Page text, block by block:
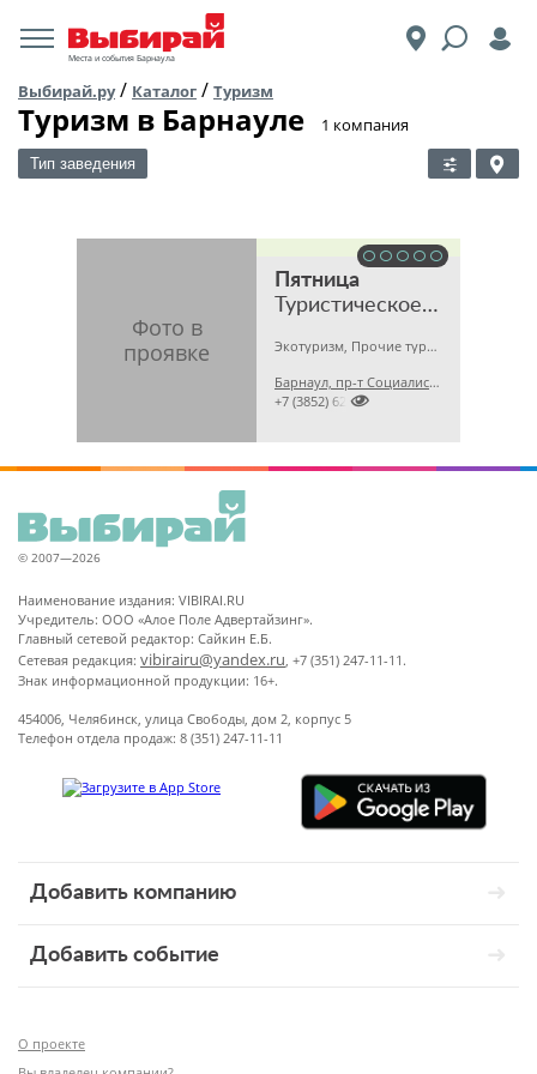
Места и события Барнаула
Выбирай.ру/ Каталог / Туризм
Туризм в Барнауле ​1 компания
Тип заведения
Пятница
Туристическое агентство
Экотуризм, Прочие турфирмы, Экскурсионные агентства
Барнаул, пр-т Социалистический, 115

+7 (3852) 623555
© 2007—2026
Наименование издания: VIBIRAI.RU
Учредитель: ООО «Алое Поле Адвертайзинг».
Главный сетевой редактор: Сайкин Е.Б.
Сетевая редакция: vibirairu@yandex.ru, +7 (351) 247-11-11.
Знак информационной продукции: 16+.
454006, Челябинск, улица Свободы, дом 2, корпус 5
Телефон отдела продаж: 8 (351) 247-11-11
Добавить компанию
Добавить событие
О проекте